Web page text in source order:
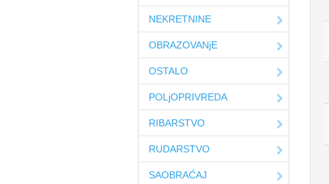
NEKRETNINE
OBRAZOVANjE
OSTALO
POLjOPRIVREDA
RIBARSTVO
RUDARSTVO
SAOBRAĆAJ